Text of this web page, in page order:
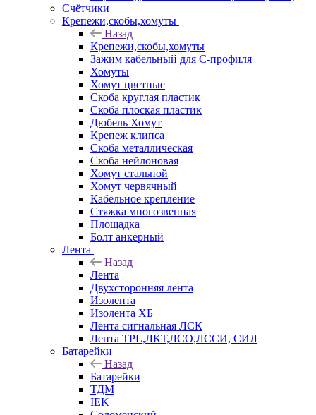
Счётчики
Крепежи,скобы,хомуты
Назад
Крепежи,скобы,хомуты
Зажим кабельный для С-профиля
Хомуты
Хомут цветные
Скоба круглая пластик
Скоба плоская пластик
Дюбель Хомут
Крепеж клипса
Скоба металлическая
Скоба нейлоновая
Хомут стальной
Хомут червячный
Кабельное крепление
Стяжка многозвенная
Площадка
Болт анкерный
Лента
Назад
Лента
Двухсторонняя лента
Изолента
Изолента ХБ
Лента сигнальная ЛСК
Лента TPL,ЛКТ,ЛСО,ЛССИ, СИЛ
Батарейки
Назад
Батарейки
ТДМ
IEK